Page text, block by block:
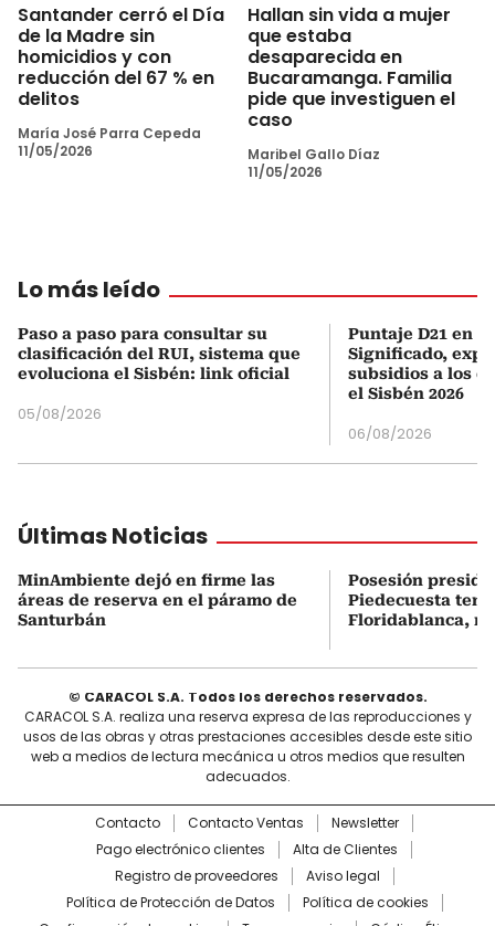
Santander cerró el Día
de la Madre sin
homicidios y con
reducción del 67 % en
delitos
María José Parra Cepeda
11/05/2026
Hallan sin vida a mujer
que estaba
desaparecida en
Bucaramanga. Familia
pide que investiguen el
caso
Maribel Gallo Díaz
11/05/2026
Lo más leído
Paso a paso para consultar su
clasificación del RUI, sistema que
evoluciona el Sisbén: link oficial
05/08/2026
Puntaje D21 en
Significado,
subsidios a los
el Sisbén 2026
06/08/2026
Últimas Noticias
MinAmbiente dejó en firme las
áreas de reserva en el páramo de
Santurbán
Posesión
Piedecuesta
Floridablanca, no
© CARACOL S.A. Todos los derechos reservados.
CARACOL S.A. realiza una reserva expresa de las reproducciones y
usos de las obras y otras prestaciones accesibles desde este sitio
web a medios de lectura mecánica u otros medios que resulten
adecuados.
Contacto Contacto Ventas
Newsletter
Pago electrónico clientes
Alta de Clientes
Registro de proveedores
Aviso legal
Política de Protección de Datos
Política de cookies